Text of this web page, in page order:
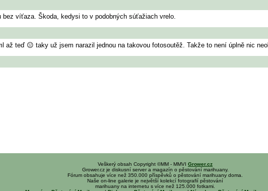
víťaza. Škoda, kedysi to v podobných súťažiach vrelo.
až teď 😐 taky už jsem narazil jednou na takovou fotosoutěž. Takže to není úplně nic
Veškerý obsah Copyright ©MM - MMVI Grower.cz
Grower.cz je diskusní server a magazín o pěstování marihuany.
Fórum obsahuje více než 350.000 příspěvků o pěstování marihuany doma.
Naše on-line galerie je největší kolekcí fotografií pěstování
marihuany na internetu s více než 125.000 fotkami.